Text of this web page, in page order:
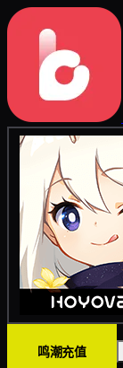
鸣潮充值